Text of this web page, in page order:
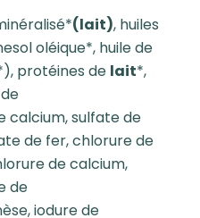
(lait), huiles
oléique*, huile de
protéines de lait*,
calcium, sulfate de
de fer, chlorure de
de calcium,
de
iodure de